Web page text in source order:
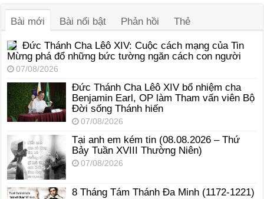
Bài mới Bài nổi bật Phản hồi Thẻ
Đức Thánh Cha Lêô XIV: Cuộc cách mạng của Tin
Mừng phá đổ những bức tường ngăn cách con người
07/08/2026
Đức Thánh Cha Lêô XIV bổ nhiệm cha
Benjamin Earl, OP làm Tham vấn viên Bộ
Đời sống Thánh hiến
07/08/2026
Tại anh em kém tin (08.08.2026 – Thứ
Bảy Tuần XVIII Thường Niên)
07/08/2026
8 Tháng Tám Thánh Ða Minh (1172-1221)